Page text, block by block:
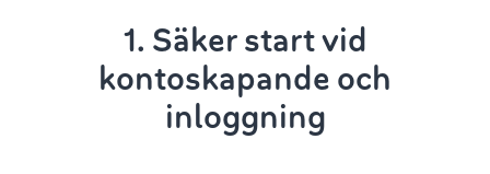
1. Säker start vid
kontoskapande och
inloggning